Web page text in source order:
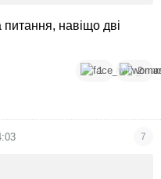
на шию.
питання, навіщо дві
1 2
7